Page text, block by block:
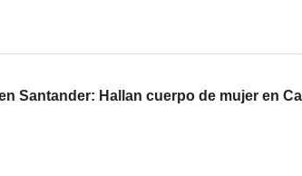
Santander: Hallan cuerpo de mujer en